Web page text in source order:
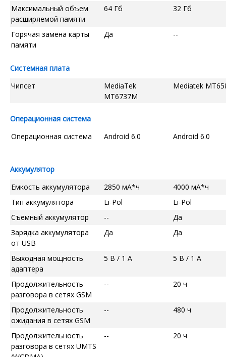
Максимальный объем
расширяемой памяти
64 Гб 32 Гб
Горячая замена карты
памяти
Да --
Системная плата
Чипсет
MediaTek
MT6737M
Mediatek
Операционная система
Операционная система
Android 6.0 Android 6.0
Аккумулятор
Емкость аккумулятора
2850 мА*ч
4000 мА*ч
Тип аккумулятора
Li-Pol
Li-Pol
Съемный аккумулятор
--
Да
Зарядка аккумулятора
от USB
Да Да
Выходная мощность
адаптера
5 В / 1 А 5 В / 1 А
Продолжительность
разговора в сетях GSM
-- 20 ч
Продолжительность
ожидания в сетях GSM
-- 480 ч
Продолжительность
разговора в сетях UMTS
-- 20 ч